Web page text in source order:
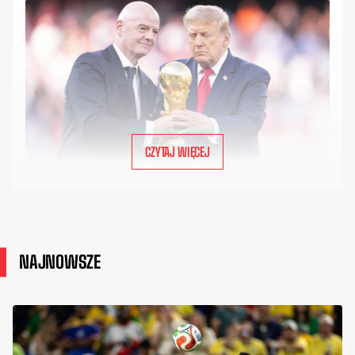
CZYTAJ WIĘCEJ
NAJNOWSZE